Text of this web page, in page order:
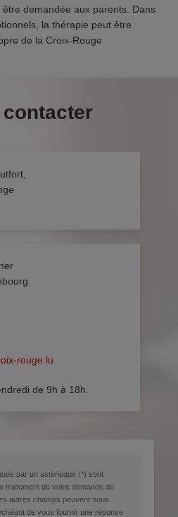
demandée aux parents. Dans
la thérapie peut être
de la Croix-Rouge
contacter
rouge.lu
de 9h à 18h.
par un astérisque (*) sont
traitement de votre demande de
autres champs peuvent nous
de vous fournir une réponse